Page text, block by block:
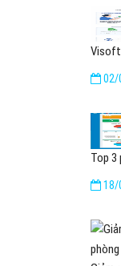
Visoft
02/
Top 3
18/